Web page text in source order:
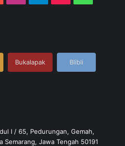
Bukalapak Blibli
I / 65, Pedurungan, Gemah,
Semarang, Jawa Tengah 50191